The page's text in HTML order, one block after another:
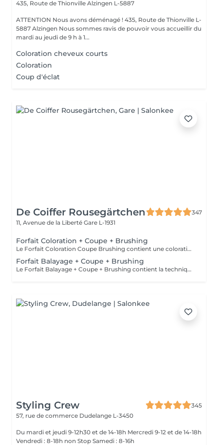
435, Route de Thionville Alzingen L-5887
ATTENTION Nous avons déménagé ! 435, Route de Thionville L-
5887 Alzingen Nous sommes ravis de pouvoir vous accueillir du
mardi au jeudi de 9 h à 1...
Coloration cheveux courts
Coloration
Coup d'éclat
De Coiffer Rousegärtchen
347
11, Avenue de la Liberté Gare L-1931
Forfait Coloration + Coupe + Brushing
Le Forfait Coloration Coupe Brushing contient une coloration des racines et une coupe. Dépendant de la quantité de couleur utilisée ou de la longueur des cheveux le prix peut varier. (Veuillez sélectionner le Forfait Balayage au cas où vous souhaitez avoir des mèches ou un Balayage.) En cas de questions veuillez appeler au +352 26 35 02 89
Forfait Balayage + Coupe + Brushing
Le Forfait Balayage + Coupe + Brushing contient la technique Balayage, un coulage (pour donner le bon reflet au Balayage), Olaplex, une Coupe et un Brushing. Dépendant de la quantité de produit utilisée ou de la longueur des cheveux, le prix peut varier. En cas de questions veuillez appeler au +352 26 35 02 89.
Styling Crew
345
57, rue de commerce Dudelange L-3450
Du mardi et jeudi 9-12h30 et de 14-18h Mercredi 9-12 et de 14-18h
Vendredi : 8-18h non Stop Samedi : 8-16h